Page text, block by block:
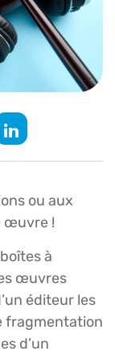
ou aux
œuvre !
à
œuvres
éditeur les
fragmentation
d’un